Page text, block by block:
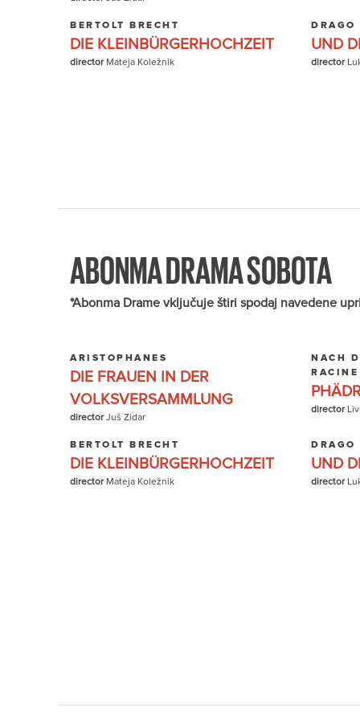
BERTOLT BRECHT
DIE KLEINBÜRGERHOCHZEIT
directorMateja Koležnik
DRAGO
UND
director
ABONMA DRAMA SOBOTA
*Abonma Drame vključuje štiri spodaj navedene
ARISTOPHANES
DIE FRAUEN IN DER
VOLKSVERSAMMLUNG
directorJuš Zidar
NACH
RACINE
director
BERTOLT BRECHT
DIE KLEINBÜRGERHOCHZEIT
directorMateja Koležnik
DRAGO
UND
director